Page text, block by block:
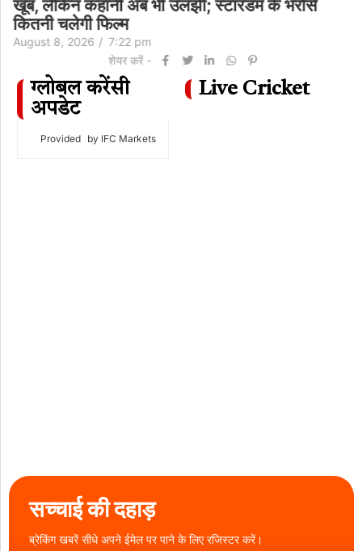
खूब, लेकिन कहानी अब भी उलझी; स्टारडम के भरोसे
कितनी चलेगी फिल्म
August 8, 2026
7:22 pm
शेयर करें -
ग्लोबल करेंसी
अपडेट
Provided by IFC Markets
Live Cricket
सच्चाई की दहाड़
ब्रेकिंग खबरें सीधे अपने ईमेल पर पाने के लिए रजिस्टर करें।